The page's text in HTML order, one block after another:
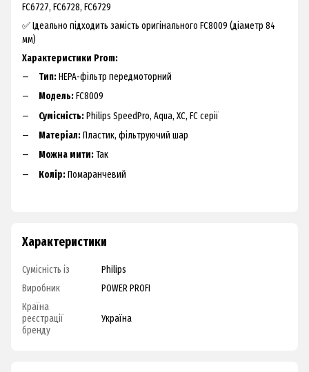
FC6727, FC6728, FC6729
✅ Ідеально підходить замість оригінального FC8009 (діаметр 84
мм)
Характеристики Prom:
Тип:HEPA-фільтр передмоторний
Модель:FC8009
Сумісність:Philips SpeedPro, Aqua, XC, FC серії
Матеріал:Пластик, фільтруючий шар
Можна мити:Так
Колір:Помаранчевий
Характеристики
Сумісність із
Philips
Виробник
POWER PROFI
Країна
реєстрації
бренду
Україна